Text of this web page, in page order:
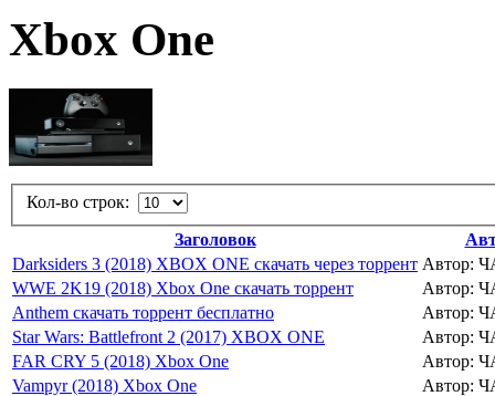
Xbox One
Кол-во строк:
Заголовок
Darksiders 3 (2018) XBOX ONE скачать через торрент Автор:
WWE 2K19 (2018) Xbox One скачать торрент
Автор:
Anthem скачать торрент бесплатно
Автор:
Star Wars: Battlefront 2 (2017) XBOX ONE
Автор:
FAR CRY 5 (2018) Xbox One
Автор:
Vampyr (2018) Xbox One
Автор: